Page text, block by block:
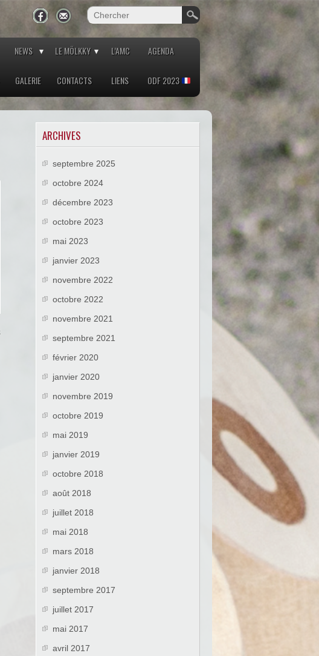
NEWS LE MÖLKKY L’AMC AGENDA
GALERIE CONTACTS LIENS ODF 2023
ARCHIVES
septembre 2025
octobre 2024
décembre 2023
octobre 2023
mai 2023
janvier 2023
novembre 2022
octobre 2022
novembre 2021
septembre 2021
février 2020
janvier 2020
novembre 2019
octobre 2019
mai 2019
janvier 2019
octobre 2018
août 2018
juillet 2018
mai 2018
mars 2018
janvier 2018
septembre 2017
juillet 2017
mai 2017
avril 2017